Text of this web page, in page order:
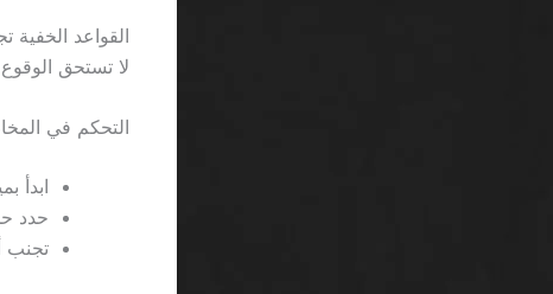
القواعد
لا تستحق الوقوع
التحكم في
ابدأ
حدد حد
تجنب